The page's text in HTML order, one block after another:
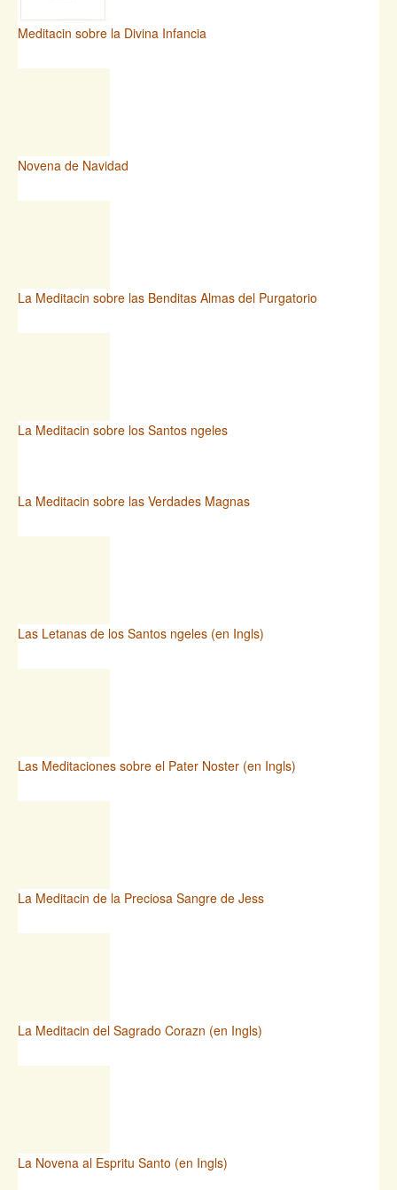
Meditacin sobre la Divina Infancia
Novena de Navidad
La Meditacin sobre las Benditas Almas del Purgatorio
La Meditacin sobre los Santos ngeles
La Meditacin sobre las Verdades Magnas
Las Letanas de los Santos ngeles (en Ingls)
Las Meditaciones sobre el Pater Noster (en Ingls)
La Meditacin de la Preciosa Sangre de Jess
La Meditacin del Sagrado Corazn (en Ingls)
La Novena al Espritu Santo (en Ingls)